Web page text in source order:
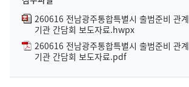
260616 전남광주통합특별시 출범준비 관계
기관 간담회 보도자료.hwpx
260616 전남광주통합특별시 출범준비 관계
기관 간담회 보도자료.pdf